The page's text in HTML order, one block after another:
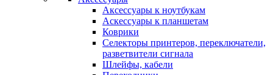
Аксессуары к ноутбукам
Аскессуары к планшетам
Коврики
Селекторы принтеров, переключатели,
разветвители сигнала
Шлейфы, кабели